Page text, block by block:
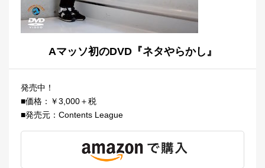
Aマッソ初のDVD『ネタやらかし』
発売中！
■価格：￥3,000＋税
■発売元：Contents League